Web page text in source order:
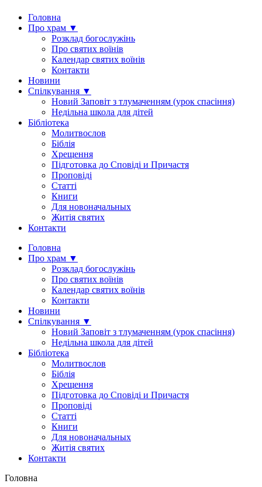
Головна
Про храм ▼
Розклад богослужінь
Про святих воїнів
Календар святих воїнів
Контакти
Новини
Спілкування ▼
Новий Заповіт з тлумаченням (урок спасіння)
Недільна школа для дітей
Бібліотека
Молитвослов
Біблія
Хрещення
Підготовка до Сповіді и Причастя
Проповіді
Статті
Книги
Для новоначальных
Житія святих
Контакти
Головна
Про храм ▼
Розклад богослужінь
Про святих воїнів
Календар святих воїнів
Контакти
Новини
Спілкування ▼
Новий Заповіт з тлумаченням (урок спасіння)
Недільна школа для дітей
Бібліотека
Молитвослов
Біблія
Хрещення
Підготовка до Сповіді и Причастя
Проповіді
Статті
Книги
Для новоначальных
Житія святих
Контакти
Головна